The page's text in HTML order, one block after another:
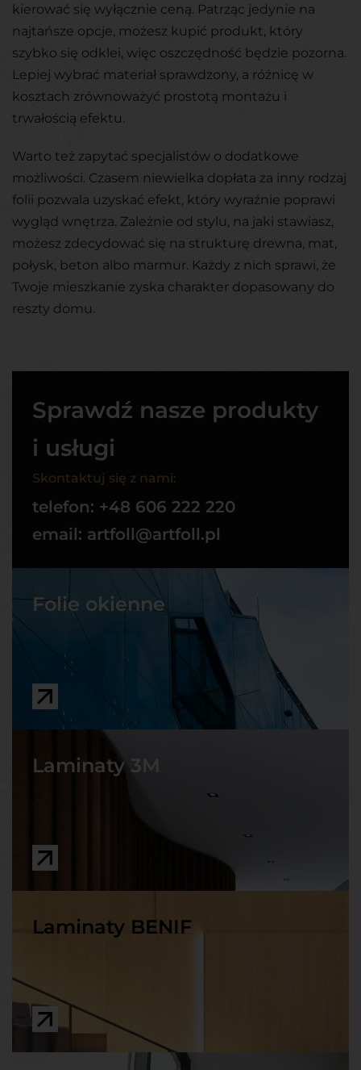
kierować się wyłącznie ceną. Patrząc jedynie na
najtańsze opcje, możesz kupić produkt, który
szybko się odklei, więc oszczędność będzie pozorna.
Lepiej wybrać materiał sprawdzony, a różnicę w
kosztach zrównoważyć prostotą montażu i
trwałością efektu.
Warto też zapytać specjalistów o dodatkowe
możliwości. Czasem niewielka dopłata za inny rodzaj
folii pozwala uzyskać efekt, który wyraźnie poprawi
wygląd wnętrza. Zależnie od stylu, na jaki stawiasz,
możesz zdecydować się na strukturę drewna, mat,
połysk, beton albo marmur. Każdy z nich sprawi, że
Twoje mieszkanie zyska charakter dopasowany do
reszty domu.
Sprawdź nasze produkty
i usługi
Skontaktuj się z nami:
telefon: +48 606 222 220
email: artfoll@artfoll.pl
Folie okienne
Laminaty 3M
Laminaty BENIF